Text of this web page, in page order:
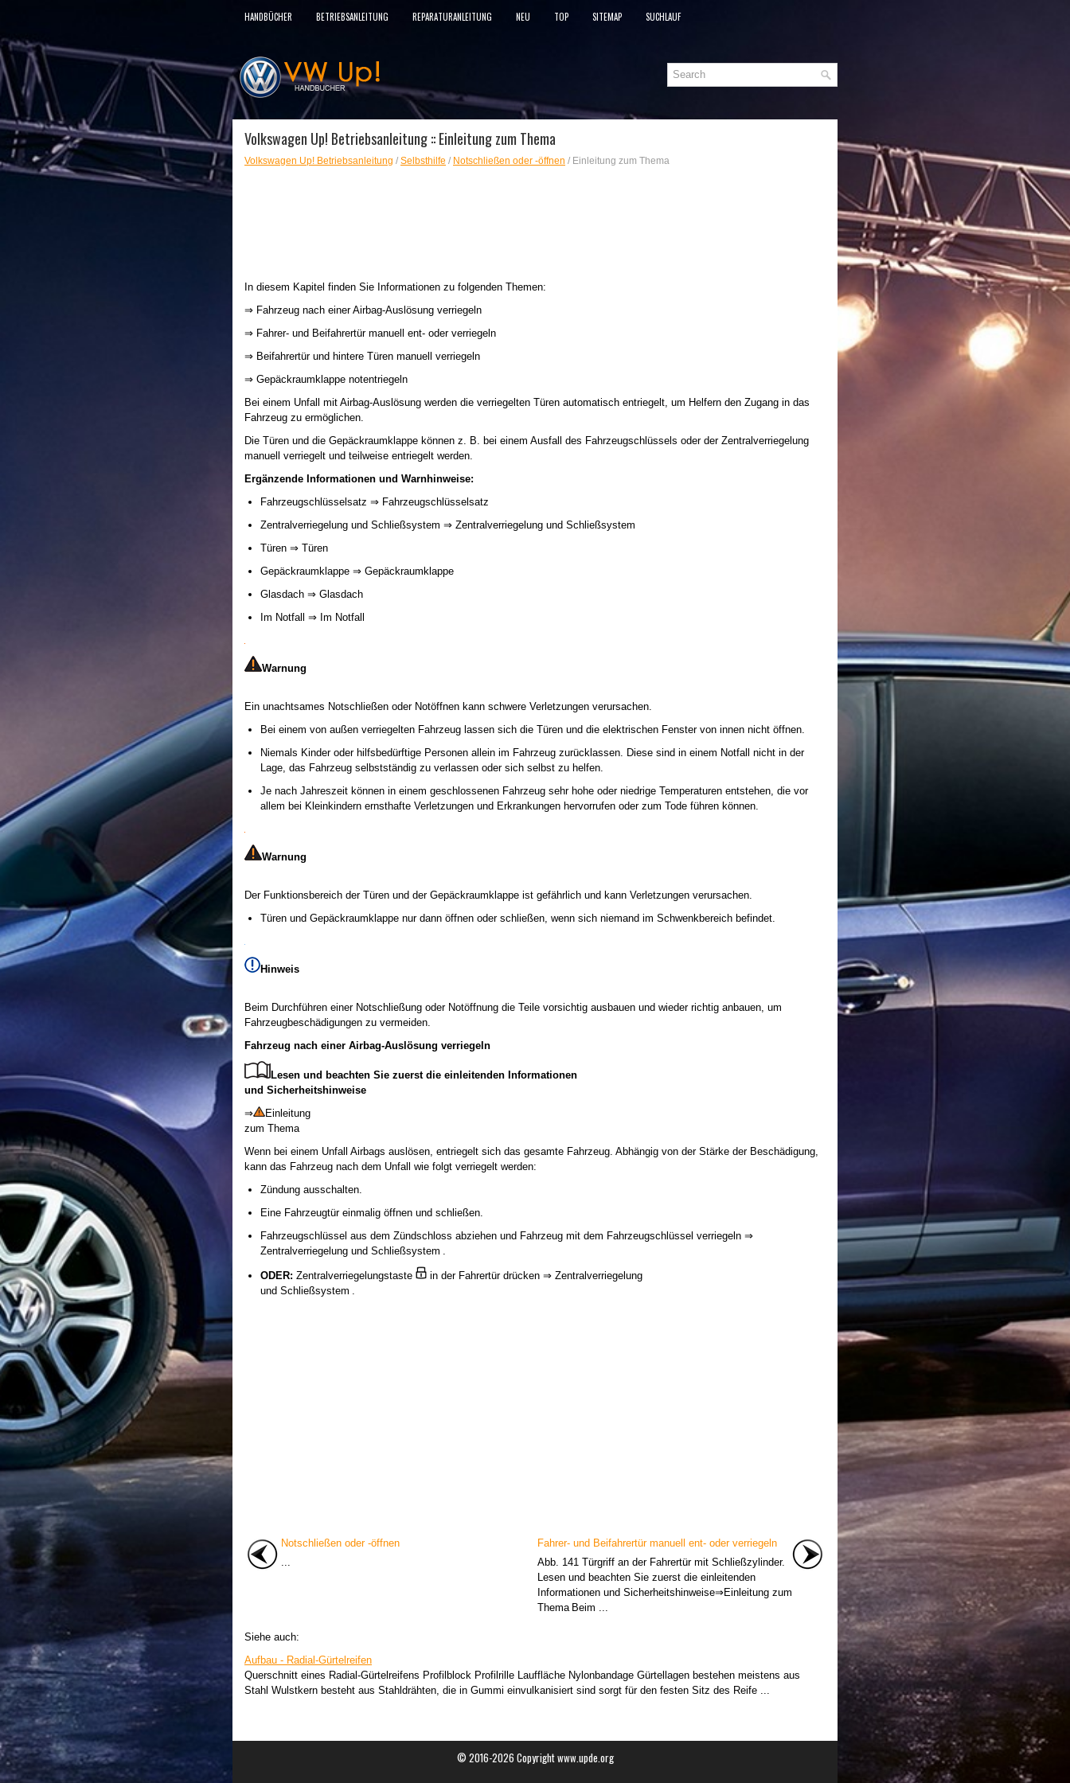
HANDBÜCHER BETRIEBSANLEITUNG REPARATURANLEITUNG NEU TOP SITEMAP SUCHLAUF
Volkswagen Up! Betriebsanleitung :: Einleitung zum Thema
Volkswagen Up! Betriebsanleitung / Selbsthilfe / Notschließen oder -öffnen / Einleitung zum Thema
In diesem Kapitel finden Sie Informationen zu folgenden Themen:
⇒ Fahrzeug nach einer Airbag-Auslösung verriegeln
⇒ Fahrer- und Beifahrertür manuell ent- oder verriegeln
⇒ Beifahrertür und hintere Türen manuell verriegeln
⇒ Gepäckraumklappe notentriegeln
Bei einem Unfall mit Airbag-Auslösung werden die verriegelten Türen automatisch entriegelt, um Helfern den Zugang in das
Fahrzeug zu ermöglichen.
Die Türen und die Gepäckraumklappe können z. B. bei einem Ausfall des Fahrzeugschlüssels oder der Zentralverriegelung
manuell verriegelt und teilweise entriegelt werden.
Ergänzende Informationen und Warnhinweise:
Fahrzeugschlüsselsatz ⇒ Fahrzeugschlüsselsatz
Zentralverriegelung und Schließsystem ⇒ Zentralverriegelung und Schließsystem
Türen ⇒ Türen
Gepäckraumklappe ⇒ Gepäckraumklappe
Glasdach ⇒ Glasdach
Im Notfall ⇒ Im Notfall
Warnung
Ein unachtsames Notschließen oder Notöffnen kann schwere Verletzungen verursachen.
Bei einem von außen verriegelten Fahrzeug lassen sich die Türen und die elektrischen Fenster von innen nicht öffnen.
Niemals Kinder oder hilfsbedürftige Personen allein im Fahrzeug zurücklassen. Diese sind in einem Notfall nicht in der
Lage, das Fahrzeug selbstständig zu verlassen oder sich selbst zu helfen.
Je nach Jahreszeit können in einem geschlossenen Fahrzeug sehr hohe oder niedrige Temperaturen entstehen, die vor
allem bei Kleinkindern ernsthafte Verletzungen und Erkrankungen hervorrufen oder zum Tode führen können.
Warnung
Der Funktionsbereich der Türen und der Gepäckraumklappe ist gefährlich und kann Verletzungen verursachen.
Türen und Gepäckraumklappe nur dann öffnen oder schließen, wenn sich niemand im Schwenkbereich befindet.
Hinweis
Beim Durchführen einer Notschließung oder Notöffnung die Teile vorsichtig ausbauen und wieder richtig anbauen, um
Fahrzeugbeschädigungen zu vermeiden.
Fahrzeug nach einer Airbag-Auslösung verriegeln
Lesen und beachten Sie zuerst die einleitenden Informationen
und Sicherheitshinweise
⇒
Einleitung
zum Thema
Wenn bei einem Unfall Airbags auslösen, entriegelt sich das gesamte Fahrzeug. Abhängig von der Stärke der Beschädigung,
kann das Fahrzeug nach dem Unfall wie folgt verriegelt werden:
Zündung ausschalten.
Eine Fahrzeugtür einmalig öffnen und schließen.
Fahrzeugschlüssel aus dem Zündschloss abziehen und Fahrzeug mit dem Fahrzeugschlüssel verriegeln ⇒
Zentralverriegelung und Schließsystem .
ODER: Zentralverriegelungstaste
in der Fahrertür drücken ⇒ Zentralverriegelung
und Schließsystem .
Notschließen oder -öffnen
...
Fahrer- und Beifahrertür manuell ent- oder verriegeln
Abb. 141 Türgriff an der Fahrertür mit Schließzylinder.
Lesen und beachten Sie zuerst die einleitenden
Informationen und Sicherheitshinweise⇒Einleitung zum
Thema Beim ...
Siehe auch:
Aufbau - Radial-Gürtelreifen
Querschnitt eines Radial-Gürtelreifens Profilblock Profilrille Lauffläche Nylonbandage Gürtellagen bestehen meistens aus
Stahl Wulstkern besteht aus Stahldrähten, die in Gummi einvulkanisiert sind sorgt für den festen Sitz des Reife ...
© 2016-2026 Copyright www.upde.org